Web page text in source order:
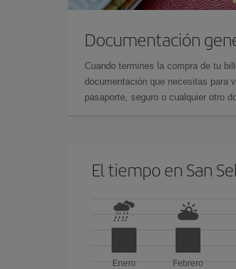
Documentación
Cuando termines la compra de tu
documentación que necesitas para
pasaporte, seguro o cualquier otro
El tiempo en San
Enero
Febrero